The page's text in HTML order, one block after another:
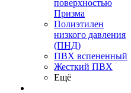
поверхностью
Призма
Полиэтилен
низкого давления
(ПНД)
ПВХ вспененный
Жесткий ПВХ
Ещё